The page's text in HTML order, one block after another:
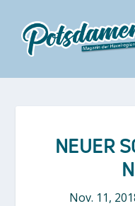
NEUER
Nov. 11,